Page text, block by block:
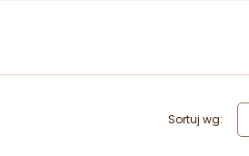
Sortuj wg: